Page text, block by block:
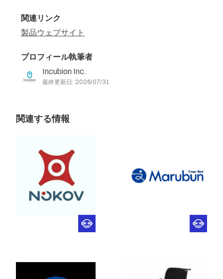
関連リンク
製品ウェブサイト
プロフィール執筆者
Incubion Inc.
最終更新日: 2026/07/31
関連する情報